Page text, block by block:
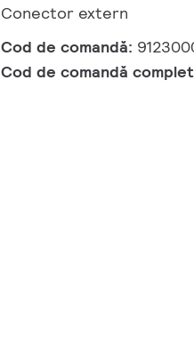
Conector extern
Cod de comandă:
Cod de comandă